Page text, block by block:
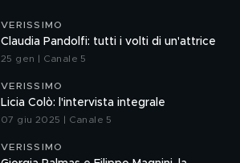
VERISSIMO
Claudia Pandolfi: tutti i volti di un'attrice
25 gen | Canale 5
VERISSIMO
Licia Colò: l'intervista integrale
07 giu 2025 | Canale 5
VERISSIMO